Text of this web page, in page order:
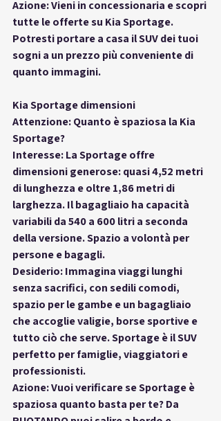
Azione: Vieni in concessionaria e scopri
tutte le offerte su Kia Sportage.
Potresti portare a casa il SUV dei tuoi
sogni a un prezzo più conveniente di
quanto immagini.
Kia Sportage dimensioni
Attenzione: Quanto è spaziosa la Kia
Sportage?
Interesse: La Sportage offre
dimensioni generose: quasi 4,52 metri
di lunghezza e oltre 1,86 metri di
larghezza. Il bagagliaio ha capacità
variabili da 540 a 600 litri a seconda
della versione. Spazio a volontà per
persone e bagagli.
Desiderio: Immagina viaggi lunghi
senza sacrifici, con sedili comodi,
spazio per le gambe e un bagagliaio
che accoglie valigie, borse sportive e
tutto ciò che serve. Sportage è il SUV
perfetto per famiglie, viaggiatori e
professionisti.
Azione: Vuoi verificare se Sportage è
spaziosa quanto basta per te? Da